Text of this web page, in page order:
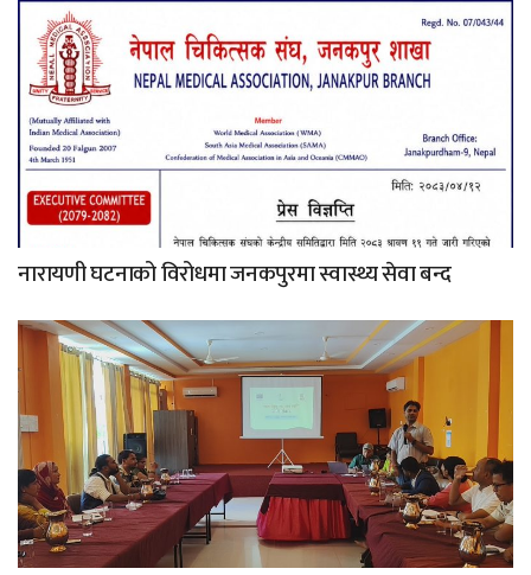
नारायणी घटनाको विरोधमा जनकपुरमा स्वास्थ्य सेवा बन्द